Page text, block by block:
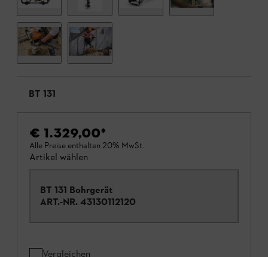
BT 131
€ 1.329,00*
Alle Preise enthalten 20% MwSt.
Artikel wählen
BT 131 Bohrgerät
ART.-NR. 43130112120
Vergleichen